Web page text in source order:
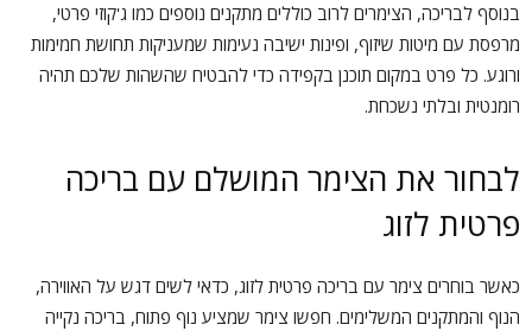
בנוסף לבריכה, הצימרים לרוב כוללים מתקנים נוספים כמו ג'קוזי פרטי,
מרפסת עם מיטות שיזוף, ופינות ישיבה נעימות שמעניקות תחושת חמימות
ורוגע. כל פרט במקום תוכנן בקפידה כדי להבטיח שהשהות שלכם תהיה
רומנטית ובלתי נשכחת.
לבחור את הצימר המושלם עם בריכה
פרטית לזוג
כאשר בוחרים צימר עם בריכה פרטית לזוג, כדאי לשים דגש על האווירה,
הנוף והמתקנים המשלימים. חפשו צימר שמציע נוף פתוח, בריכה נקייה